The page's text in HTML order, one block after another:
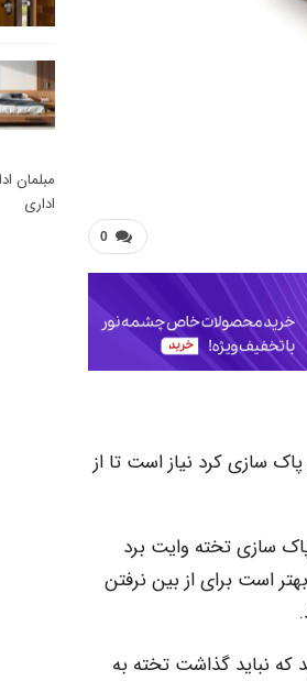
0
سازی کرد نیاز است تا از
سازی تخته وایت برد
است برای از بین نرفتن
نباید گذاشت تخته به
مبلمان
اداری